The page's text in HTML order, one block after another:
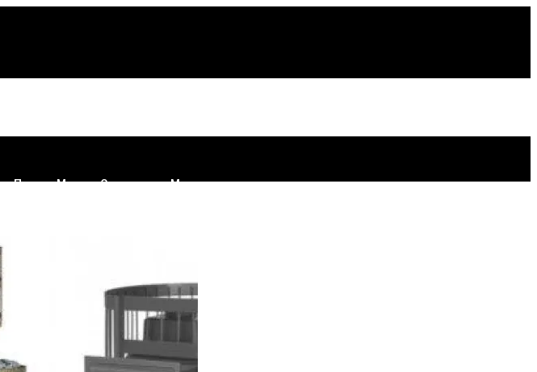
Плохих Марках Сливочного Масла
Кваша Вычислил Точную Дату И Назвал Победителя Спецоперации
С Карту На Карту Ждёт Сюрприз